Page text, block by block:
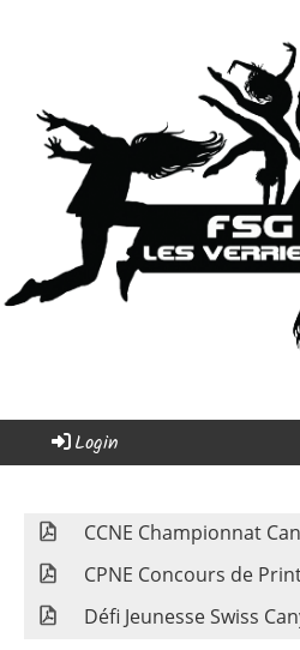
Login
CCNE Championnat
CPNE Concours de
Défi Jeunesse Swiss